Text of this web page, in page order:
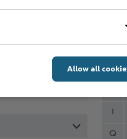
Q
Allow all